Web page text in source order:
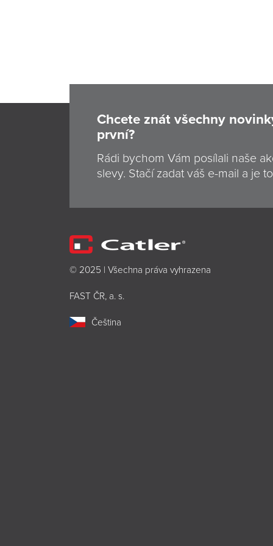
Chcete znát všechny
první?
Rádi bychom Vám posílali naše
slevy. Stačí zadat váš e-mail a je
© 2025 | Všechna práva vyhrazena
FAST ČR, a. s.
Čeština